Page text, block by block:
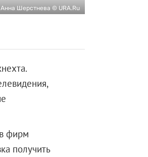
Анна Шерстнева © URA.Ru
фирм
получить